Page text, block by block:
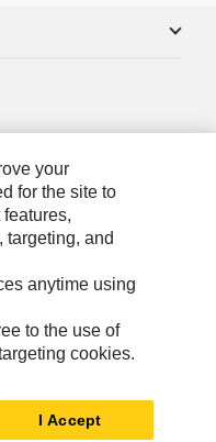
Tous droits réservés.
your
for the site to
targeting, and
anytime using
to the use of
cookies.
I Accept